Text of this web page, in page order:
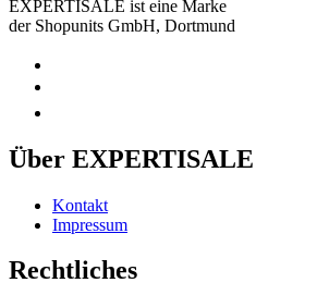
EXPERTISALE ist eine Marke
der Shopunits GmbH, Dortmund
Über EXPERTISALE
Kontakt
Impressum
Rechtliches